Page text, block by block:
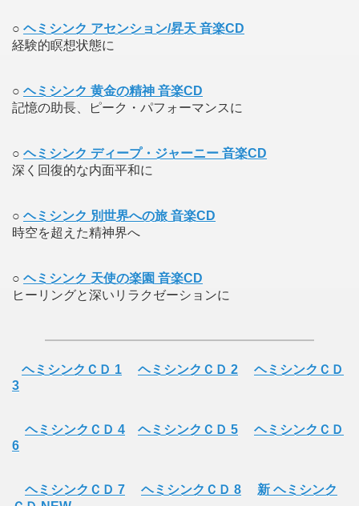
○ ヘミシンク アセンション/昇天 音楽CD
経験的瞑想状態に
○ ヘミシンク 黄金の精神 音楽CD
記憶の助長、ピーク・パフォーマンスに
○ ヘミシンク ディープ・ジャーニー 音楽CD
深く回復的な内面平和に
○ ヘミシンク 別世界への旅 音楽CD
時空を超えた精神界へ
○ ヘミシンク 天使の楽園 音楽CD
ヒーリングと深いリラクゼーションに
ヘミシンクＣＤ 1 ヘミシンクＣＤ 2
ヘミシンクＣＤ
3
ヘミシンクＣＤ 4 ヘミシンクＣＤ 5
ヘミシンクＣＤ
6
ヘミシンクＣＤ 7 ヘミシンクＣＤ 8
新 ヘミシンク